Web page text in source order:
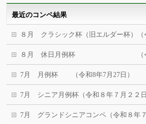
最近のコンペ結果
８月 クラシック杯（旧エルダー杯）（
８月 休日月例杯 （令和８
7月 月例杯 （令和8年7月27日）
7月 シニア月例杯（令和８年７月２２日
7月 グランドシニアコンペ（令和８年７